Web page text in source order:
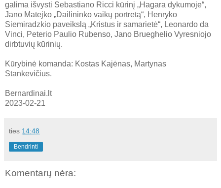
galima išvysti Sebastiano Ricci kūrinį „Hagara dykumoje“,
Jano Matejko „Dailininko vaikų portretą“, Henryko
Siemiradzkio paveikslą „Kristus ir samarietė“, Leonardo da
Vinci, Peterio Paulio Rubenso, Jano Brueghelio Vyresniojo
dirbtuvių kūrinių.
Kūrybinė komanda: Kostas Kajėnas, Martynas
Stankevičius.
Bernardinai.lt
2023-02-21
ties 14:48
Bendrinti
Komentarų nėra: